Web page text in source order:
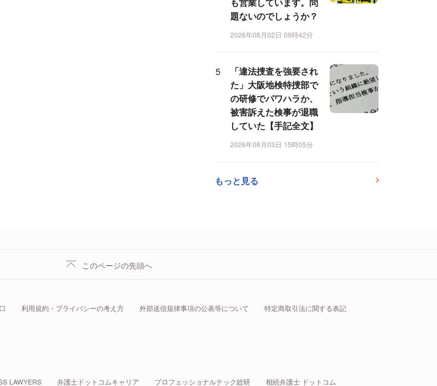
題ないのでしょうか？
2026年08月02日 09時42分
「違法捜査を強要され
た」大阪地検特捜部で
の研修でパワハラか、
被害訴えた検事が退職
していた【手記全文】
2026年08月03日 15時05分
もっと見る
このページの先頭へ
利用規約・プライバシーの考え方 外部送信規律事項の公表等について 特定商取引法に関する表記
LAWYERS 弁護士ドットコムキャリア プロフェッショナルテック総研 相続弁護士 ドットコム